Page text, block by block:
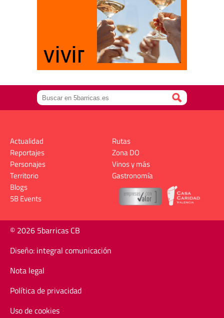
Actualidad
Reportajes
Personajes
Territorio
Rutas
Zona DO
Vinos y más
Gastronomía
Blogs
5B Events
© 2026 5barricas CB
Diseño: integral comunicación
Nota legal
Política de privacidad
Uso de cookies